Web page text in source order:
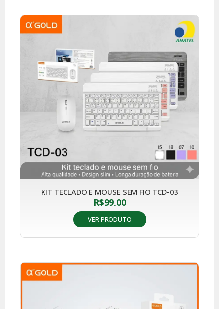
KIT TECLADO E MOUSE SEM FIO TCD-03
R$99,00
VER PRODUTO